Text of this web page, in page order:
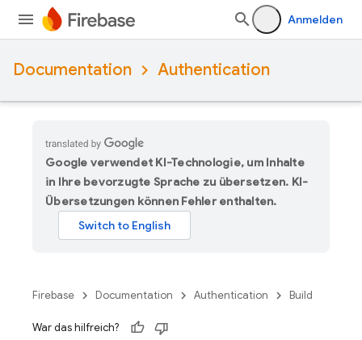
Anmelden
Documentation Authentication
Google verwendet KI-Technologie, um Inhalte
in Ihre bevorzugte Sprache zu übersetzen. KI-
Übersetzungen können Fehler enthalten.
Firebase Documentation Authentication Build
War das hilfreich?